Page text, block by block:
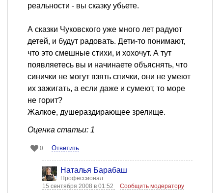
реальности - вы сказку убьете.
А сказки Чуковского уже много лет радуют
детей, и будут радовать. Дети-то понимают,
что это смешные стихи, и хохочут. А тут
появляетесь вы и начинаете объяснять, что
синички не могут взять спички, они не умеют
их зажигать, а если даже и сумеют, то море
не горит?
Жалкое, душераздирающее зрелище.
Оценка статьи: 1
0 Ответить
Наталья Барабаш
Профессионал
15 сентября 2008 в 01:52
Сообщить модератору